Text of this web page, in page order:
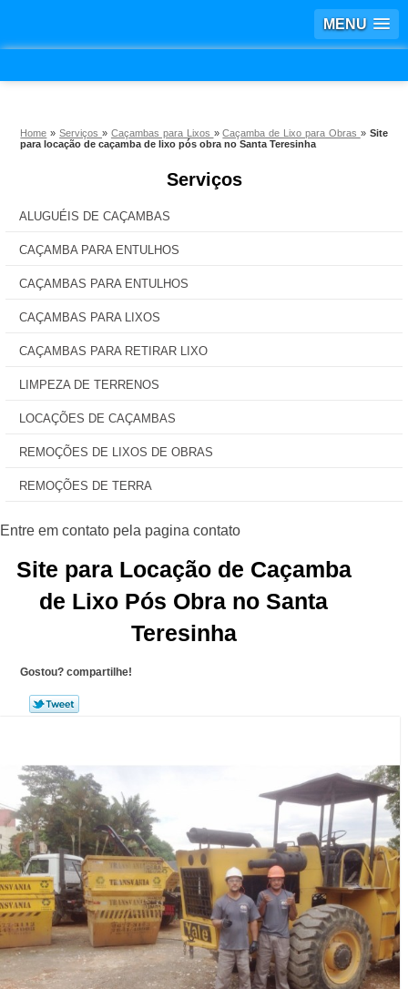
MENU
Home »Serviços» Caçambas para Lixos »Caçamba de Lixo para Obras » Site
para locação de caçamba de lixo pós obra no Santa Teresinha
Serviços
ALUGUÉIS DE CAÇAMBAS
CAÇAMBA PARA ENTULHOS
CAÇAMBAS PARA ENTULHOS
CAÇAMBAS PARA LIXOS
CAÇAMBAS PARA RETIRAR LIXO
LIMPEZA DE TERRENOS
LOCAÇÕES DE CAÇAMBAS
REMOÇÕES DE LIXOS DE OBRAS
REMOÇÕES DE TERRA
Site para Locação de Caçamba
de Lixo Pós Obra no Santa
Teresinha
Gostou? compartilhe!